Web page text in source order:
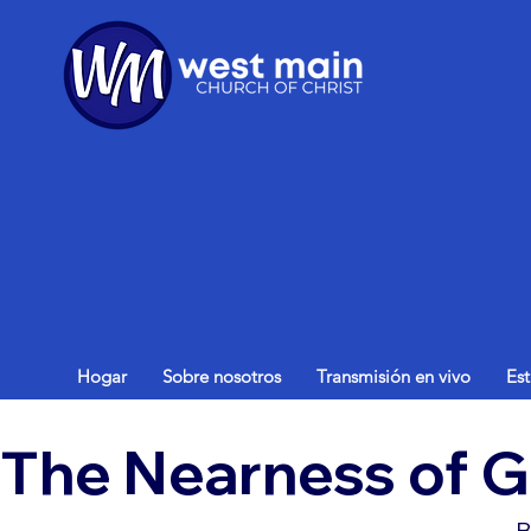
Hogar Sobre nosotros Transmisión en vivo
The Nearness of